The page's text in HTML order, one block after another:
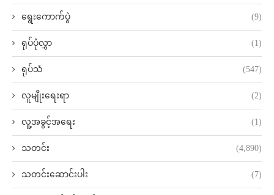
ရွေးကောက်ပွဲ (9)
ရုပ်ပုံလွှာ (1)
ရုပ်သံ (547)
လူမျိုးရေးရာ (2)
လူ့အခွင့်အရေး (1)
သတင်း (4,890)
သတင်းဆောင်းပါး (7)